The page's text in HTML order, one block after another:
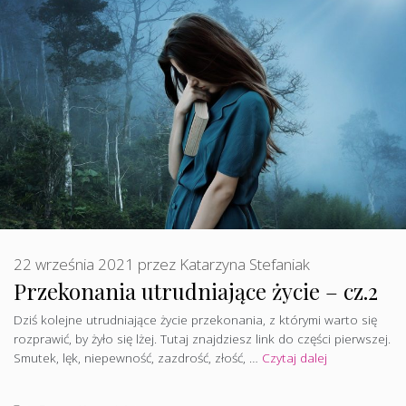
Przekonania utrudniające życie – cz.2
22 września 2021 przez Katarzyna Stefaniak
Dziś kolejne utrudniające życie przekonania, z którymi warto się
rozprawić, by żyło się lżej. Tutaj znajdziesz link do części pierwszej.
Smutek, lęk, niepewność, zazdrość, złość, … Czytaj dalej